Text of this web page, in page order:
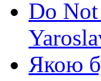
Do
Якою